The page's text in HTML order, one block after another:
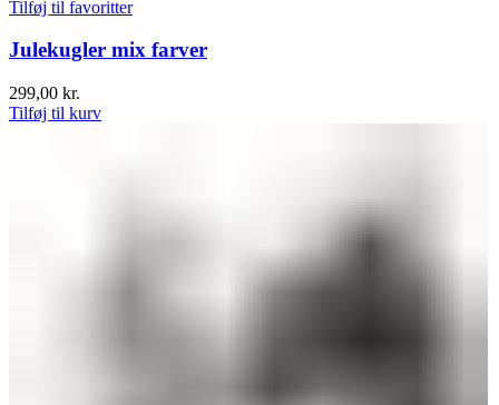
Tilføj til favoritter
Julekugler mix farver
299,00 kr.
Tilføj til kurv